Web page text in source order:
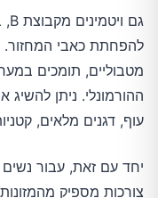
להפחתת כאבי המחזור.
מטבוליים, תומכים
ההורמונלי. ניתן להשיג
עוף, דגנים מלאים,
יחד עם זאת, עבור נשים
צורכות מספיק